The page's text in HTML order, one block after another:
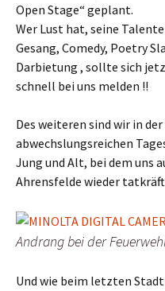
Open Stage“ geplant.
Wer Lust hat, seine
Gesang, Comedy, Poetry
Darbietung , sollte sich
schnell bei uns melden !!
Des weiteren sind wir in
abwechslungsreichen
Jung und Alt, bei dem uns
Ahrensfelde wieder
Andrang bei der
Und wie beim letzten